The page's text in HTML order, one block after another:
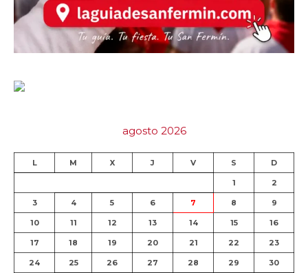
agosto 2026
L M X J V S D
1 2
3 4 5 6 7 8 9
10 11 12 13 14 15 16
17 18 19 20 21 22 23
24 25 26 27 28 29 30